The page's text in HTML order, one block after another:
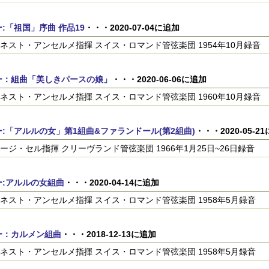
:「祖国」序曲 作品19・・・2020-07-04に追加
スト・アンセルメ指揮 スイス・ロマンド管弦楽団 1954年10月録音
組曲「美しきパースの娘」
・・・2020-06-06に追加
スト・アンセルメ指揮 スイス・ロマンド管弦楽団 1960年10月録音
:「アルルの女」第1組曲&ファランドール(第2組曲) ・・・2020-05-21
ジ・セル指揮 クリーヴランド管弦楽団 1966年1月25日~26日録音
:アルルの女組曲 ・・・2020-04-14に追加
スト・アンセルメ指揮 スイス・ロマンド管弦楽団 1958年5月録音
：カルメン組曲 ・・・2018-12-13に追加
スト・アンセルメ指揮 スイス・ロマンド管弦楽団 1958年5月録音